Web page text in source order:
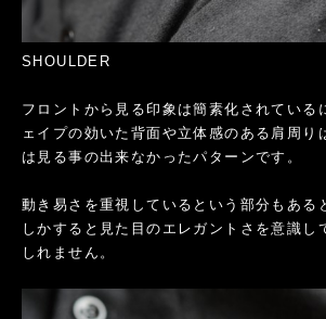
SHOULDER
フロントから見る印象は簡素化されている
ェイプの効いた背面や立体感のある肩周り
は見る事の出来なかったパターンです。
動き易さを重視しているという部分もある
しかすると見た目のエレガントさを意識し
しれません。